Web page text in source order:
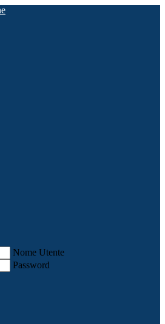
Nome Utente
Password